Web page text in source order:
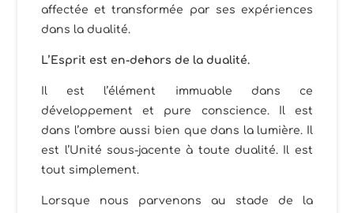
affectée et transformée par ses expériences
dans la dualité.
L’Esprit est en-dehors de la dualité.
Il est l’élément immuable dans ce
développement et pure conscience. Il est
dans l’ombre aussi bien que dans la lumière. Il
est l’Unité sous-jacente à toute dualité. Il est
tout simplement.
Lorsque nous parvenons au stade de la